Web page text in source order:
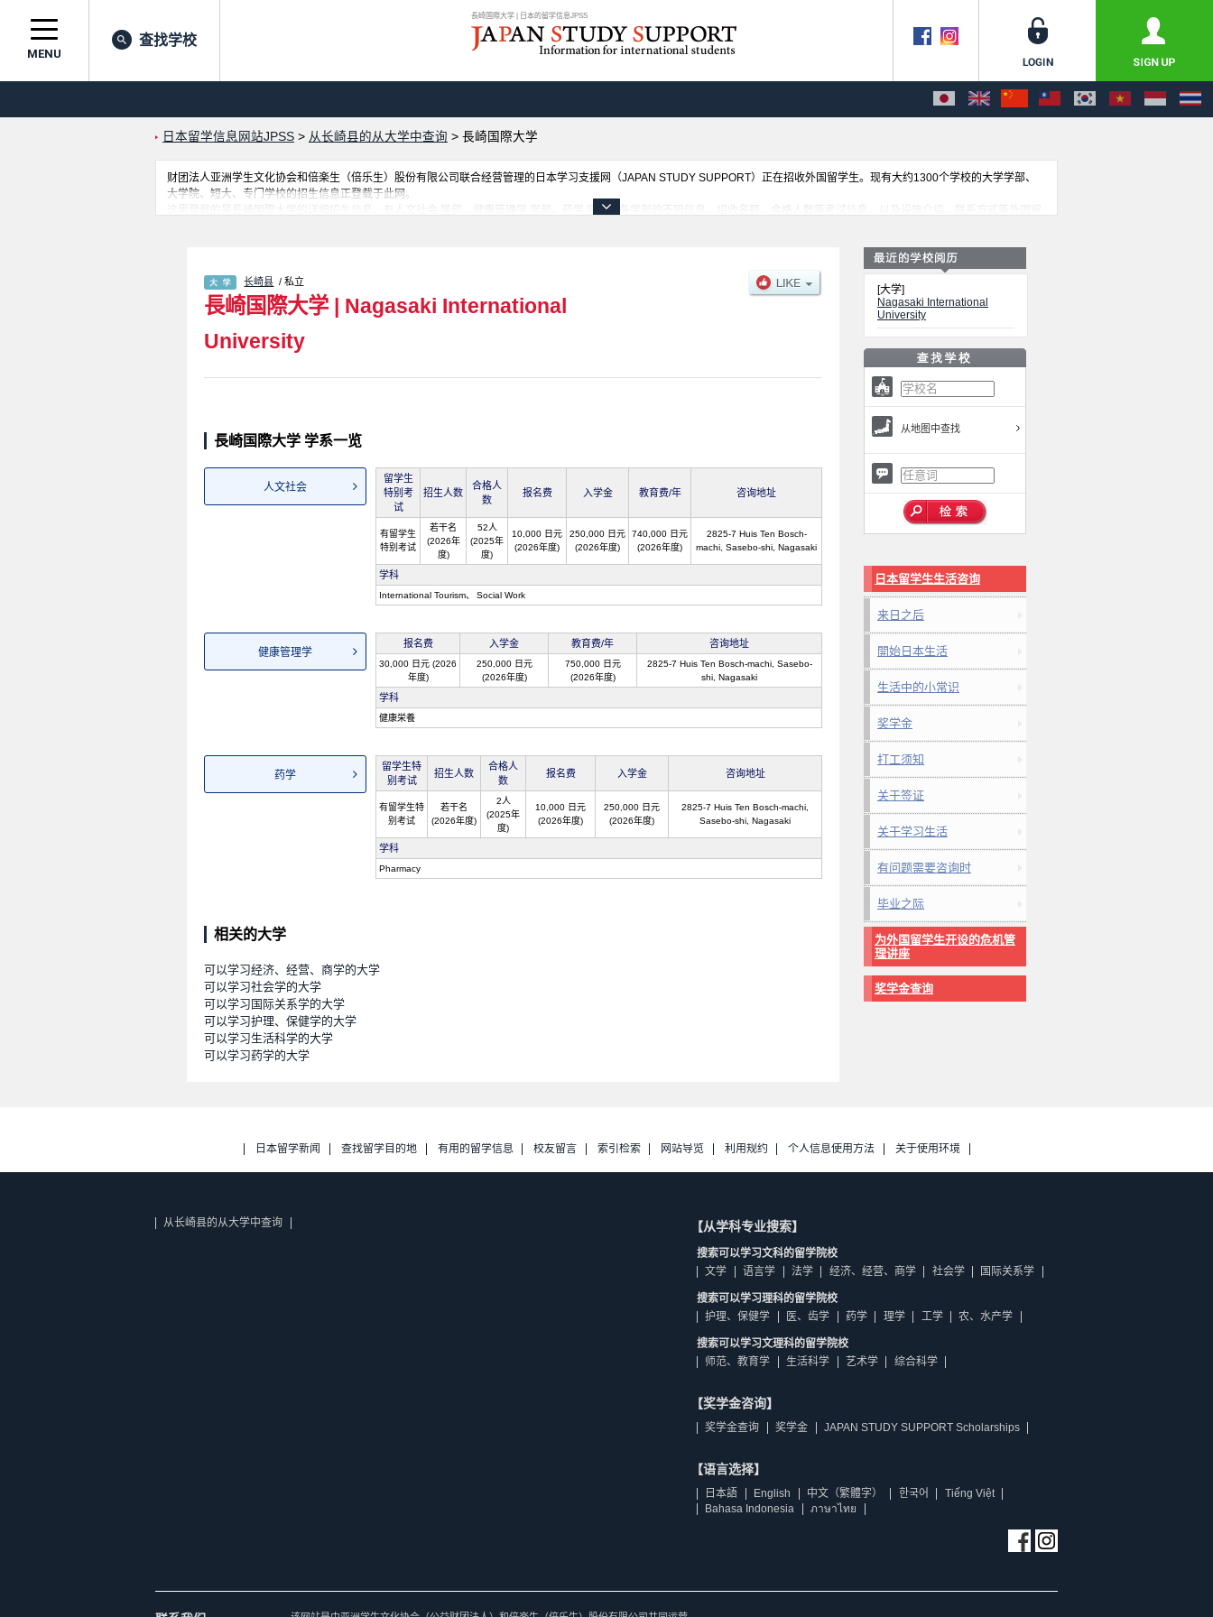
長崎国際大学 | 日本的留学信息JPSS
MENU
查找学校
日本留学信息网站JPSS > 从长崎县的从大学中查询 > 長崎国際大学
财团法人亚洲学生文化协会和倍楽生（倍乐生）股份有限公司联合经营管理的日本学习支援网（JAPAN STUDY SUPPORT）正在招收外国留学生。现有大约1300个学校的大学学部、
大学院、短大、专门学校的招生信息正登载于此网。
这里登载的是長崎国際大学的详细招生信息。有人文社会 学部、健康管理学 学部、药学 学部等各学部的不同信息。招收名额、合格人数等考试信息，以及设施介绍、联系方式等外国留
长崎县 / 私立
長崎国際大学 | Nagasaki International
University
長崎国際大学 学系一览
人文社会
留学生
特别考
试
招生人数
合格人
数
报名费 入学金 教育费/年 咨询地址
有留学生
特别考试
若干名
(2026年
度)
52人
(2025年
度)
10,000 日元
(2026年度)
250,000 日元
(2026年度)
740,000 日元
(2026年度)
2825-7 Huis Ten Bosch-
machi, Sasebo-shi, Nagasaki
学科
International Tourism Social Work
健康管理学
报名费 入学金 教育费/年 咨询地址
30,000 日元 (2026
年度)
250,000 日元
(2026年度)
750,000 日元
(2026年度)
2825-7 Huis Ten Bosch-machi, Sasebo-
shi, Nagasaki
学科
健康栄養
药学
留学生特
别考试
招生人数
合格人
数
报名费 入学金 咨询地址
有留学生特
别考试
若干名
(2026年度)
2人
(2025年
度)
10,000 日元
(2026年度)
250,000 日元
(2026年度)
2825-7 Huis Ten Bosch-machi,
Sasebo-shi, Nagasaki
学科
Pharmacy
相关的大学
可以学习经济、经营、商学的大学
可以学习社会学的大学
可以学习国际关系学的大学
可以学习护理、保健学的大学
可以学习生活科学的大学
可以学习药学的大学
[大学]
Nagasaki International
University
从地图中查找
日本留学生生活咨询
来日之后
開始日本生活
生活中的小常识
奖学金
打工须知
关于签证
关于学习生活
有问题需要咨询时
毕业之际
为外国留学生开设的危机管
理讲座
奖学金查询
日本留学新闻 查找留学目的地 有用的留学信息 校友留言 索引检索 网站导览 利用规约 个人信息使用方法 关于使用环境
从长崎县的从大学中查询 【从学科专业搜索】
搜索可以学习文科的留学院校
文学
语言学 法学 经济、经营、商学 社会学 国际关系学
搜索可以学习理科的留学院校
护理、保健学
医、齿学 药学 理学 工学 农、水产学
搜索可以学习文理科的留学院校
师范、教育学
生活科学 艺术学 综合科学
【奖学金咨询】
奖学金查询 奖学金 JAPAN STUDY SUPPORT Scholarships
【语言选择】
日本語 English 中文（繁體字） 한국어
Tiếng Việt
Bahasa Indonesia
ภาษาไทย